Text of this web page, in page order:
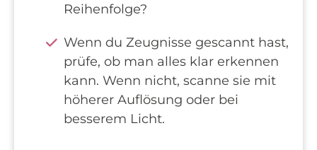
Reihenfolge?
Wenn du Zeugnisse gescannt hast,
prüfe, ob man alles klar erkennen
kann. Wenn nicht, scanne sie mit
höherer Auflösung oder bei
besserem Licht.